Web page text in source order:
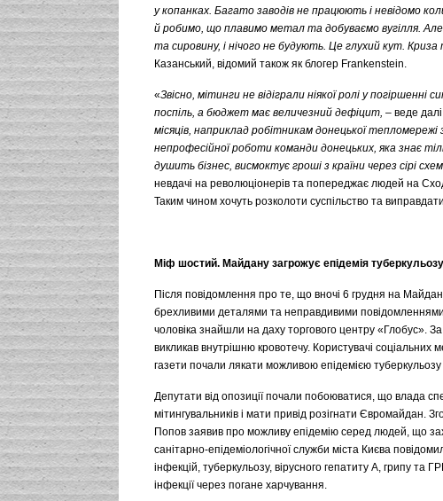
у копанках. Багато заводів не працюють і невідомо
й робимо, що плавимо метал та добуваємо вугілля. Але
та сировину, і нічого не будують. Це глухий кут.
Казанський, відомий також як блогер Frankenstein.
«Звісно, мітинги не відіграли ніякої ролі у
поспіль, а бюджет має величезний дефіцит, – веде
місяців, наприклад робітникам донецької
непрофесійної роботи команди донецьких, яка знає
душить бізнес, висмоктує гроші з країни через сірі
невдачі на революціонерів та попереджає людей на
Таким чином хочуть розколоти суспільство та
Міф шостий. Майдану загрожує епідемія
Після повідомлення про те, що вночі 6 грудня на
брехливими деталями та неправдивими повідомленнями.
чоловіка знайшли на даху торгового центру «Глобус».
викликав внутрішню кровотечу. Користувачі
газети почали лякати можливою епідемією
Депутати від опозиції почали побоюватися, що влада
мітингувальників і мати привід розігнати Євромайдан.
Попов заявив про можливу епідемію серед людей, що
санітарно-епідеміологічної служби міста Києва
інфекцій, туберкульозу, вірусного гепатиту А, грипу та
інфекції через погане харчування.